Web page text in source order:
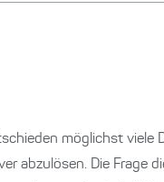
möglichst viele
abzulösen. Die Frage